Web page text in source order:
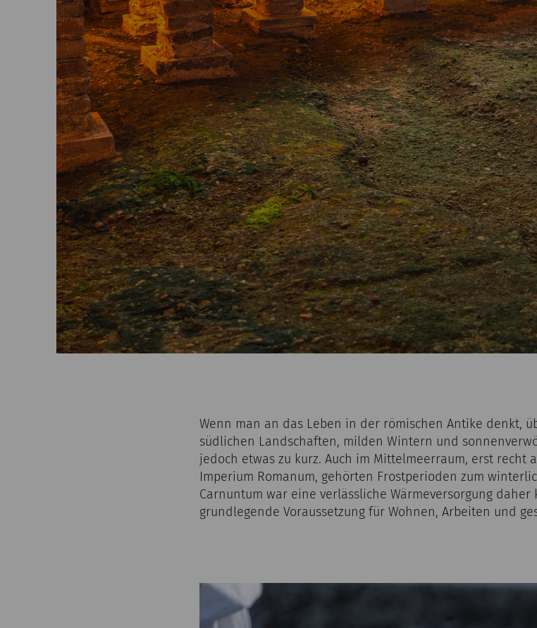
Wenn man an das Leben in der römischen Antike denkt,
südlichen Landschaften, milden Wintern und
jedoch etwas zu kurz. Auch im Mittelmeerraum, erst
Imperium Romanum, gehörten Frostperioden zum
Carnuntum war eine verlässliche Wärmeversorgung
grundlegende Voraussetzung für Wohnen, Arbeiten und